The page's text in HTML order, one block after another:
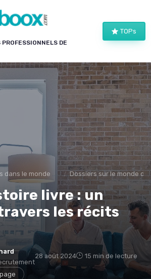
PROFESSIONNELS DE
TOPs
le monde du livre Dossiers sur le monde de
livre : un
les récits
28 août 2024 15 min de lecture